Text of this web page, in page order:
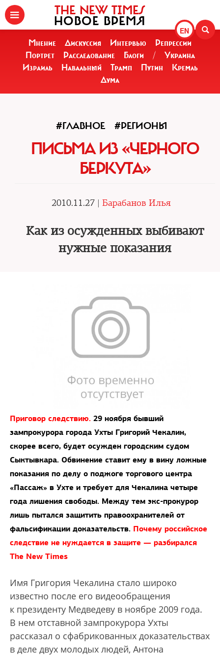
EN
THE NEW TIMES
НОВОЕ ВРЕМЯ
Мнение Дискуссия Интервью
Репрессии
Портрет
Расследование Блоги /
Украина
Израиль
Навальный Трамп Путин
Кремль
Дума
#ГЛАВНОЕ #РЕГИОНЫ
ПИСЬМА ИЗ «ЧЕРНОГО
БЕРКУТА»
2010.11.27 | Барабанов Илья
Как из осужденных выбивают
нужные показания
Приговор следствию. 29 ноября бывший
зампрокурора города Ухты Григорий Чекалин,
скорее всего, будет осужден городским судом
Сыктывкара. Обвинение ставит ему в вину ложные
показания по делу о поджоге торгового центра
«Пассаж» в Ухте и требует для Чекалина четыре
года лишения свободы. Между тем экс-прокурор
лишь пытался защитить правоохранителей от
фальсификации доказательств. Почему российское
следствие не нуждается в защите — разбирался
The New Times
Имя Григория Чекалина стало широко
известно после его видеообращения
к президенту Медведеву в ноябре 2009 года.
В нем отставной зампрокурора Ухты
рассказал о сфабрикованных доказательствах
в деле двух молодых людей, Антона